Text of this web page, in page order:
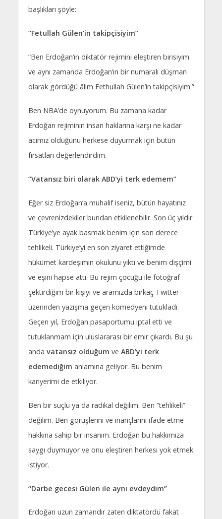
başlıkları şöyle:
“Fetullah Gülen’in takipçisiyim”
“Ben Erdoğan’ın diktatör rejimini eleştiren birisiyim
ve aynı zamanda Erdoğan’ın bir numaralı düşman
olarak gördüğü âlim Fethullah Gülen’in takipçisiyim.”
Ben NBA’de oynuyorum. Bu zamana kadar
Erdoğan rejiminin insan haklarına karşı ne kadar
acımız olduğunu herkese duyurmak için bütün
fırsatları değerlendirdim.
“Vatansız biri olarak ABD’yi terk edemem”
Eğer siz Erdoğan’a muhalif iseniz, bütün hayatınız
ve çevrenizdekiler bundan etkilenebilir. Son üç yıldır
Türkiye’ye ayak basmak benim için son derece
tehlikeli. Türkiye’yi en son ziyaret ettiğimde
hükümet kardeşimin okulunu yıktı ve benim dişçimi
ve eşini hapse attı. Bu rejim çocuğu ile fotoğraf
çektirdiğim bir kişiyi ve aramızda birkaç Twitter
üzerinden yazışma geçen komedyeni tutukladı.
Geçen yıl, Erdoğan pasaportumu iptal etti ve
tutuklanmam için uluslararası bir emir çıkardı. Bu şu
anda vatansız olduğum ve ABD’yi terk
edemediğim anlamına geliyor. Bu benim
kariyerimi de etkiliyor.
Ben bir suçlu ya da radikal değilim. Ben “tehlikeli”
değilim. Ben görüşlerini ve inançlarını ifade etme
hakkına sahip bir insanım. Erdoğan bu hakkımıza
saygı duymuyor ve onu eleştiren herkesi yok etmek
istiyor.
“Darbe gecesi Gülen ile aynı evdeydim”
Erdoğan uzun zamandır zaten diktatördü fakat